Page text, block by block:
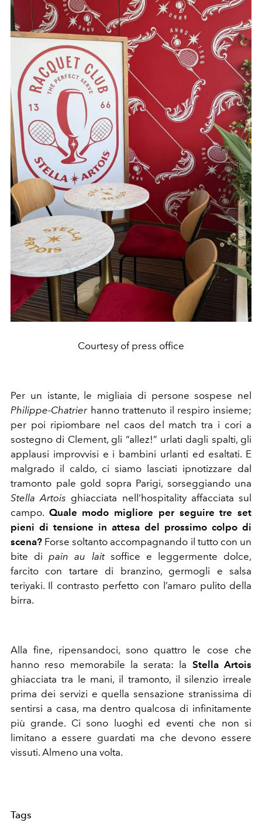
Courtesy of press office
Per un istante, le migliaia di persone sospese nel
Philippe-Chatrierhanno trattenuto il respiro insieme;
per poi ripiombare nel caos del match tra i cori a
sostegno di Clement, gli “allez!” urlati dagli spalti, gli
applausi improvvisi e i bambini urlanti ed esaltati. E
malgrado il caldo, ci siamo lasciati ipnotizzare dal
tramonto pale gold sopra Parigi, sorseggiando una
Stella Artois ghiacciata nell’hospitality affacciata sul
campo. Quale modo migliore per seguire tre set
pieni di tensione in attesa del prossimo colpo di
scena? Forse soltanto accompagnando il tutto con un
bite di pain au laitsoffice e leggermente dolce,
farcito con tartare di branzino, germogli e salsa
teriyaki. Il contrasto perfetto con l’amaro pulito della
birra.
Alla fine, ripensandoci, sono quattro le cose che
hanno reso memorabile la serata: la Stella Artois
ghiacciata tra le mani, il tramonto, il silenzio irreale
prima dei servizi e quella sensazione stranissima di
sentirsi a casa, ma dentro qualcosa di infinitamente
più grande. Ci sono luoghi ed eventi che non si
limitano a essere guardati ma che devono essere
vissuti. Almeno una volta.
Tags